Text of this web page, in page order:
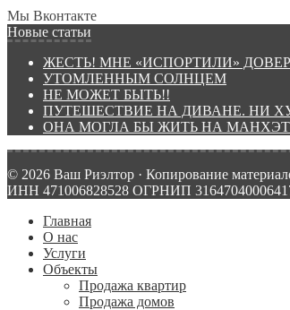
Мы Вконтакте
Новые статьи
ЖЕСТЬ! МНЕ «ИСПОРТИЛИ»
УТОМЛЕННЫМ СОЛНЦЕМ
НЕ МОЖЕТ БЫТЬ!!
ПУТЕШЕСТВИЕ НА ДИВАНЕ. НИ
ОНА МОГЛА БЫ ЖИТЬ НА
© 2026 Ваш Риэлтор · Копирование
ИНН 471006828528 ОГРНИП
Главная
О нас
Услуги
Объекты
Продажа квартир
Продажа домов